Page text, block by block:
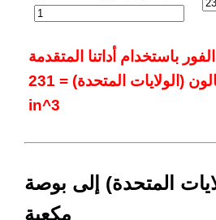
باستخدام أداتنا المتقدمة
عبر الإنترنت.: 1 غالون (الولايات المتحدة) = 231
in^3
المتحدة) إلى بوصة
مكعبة